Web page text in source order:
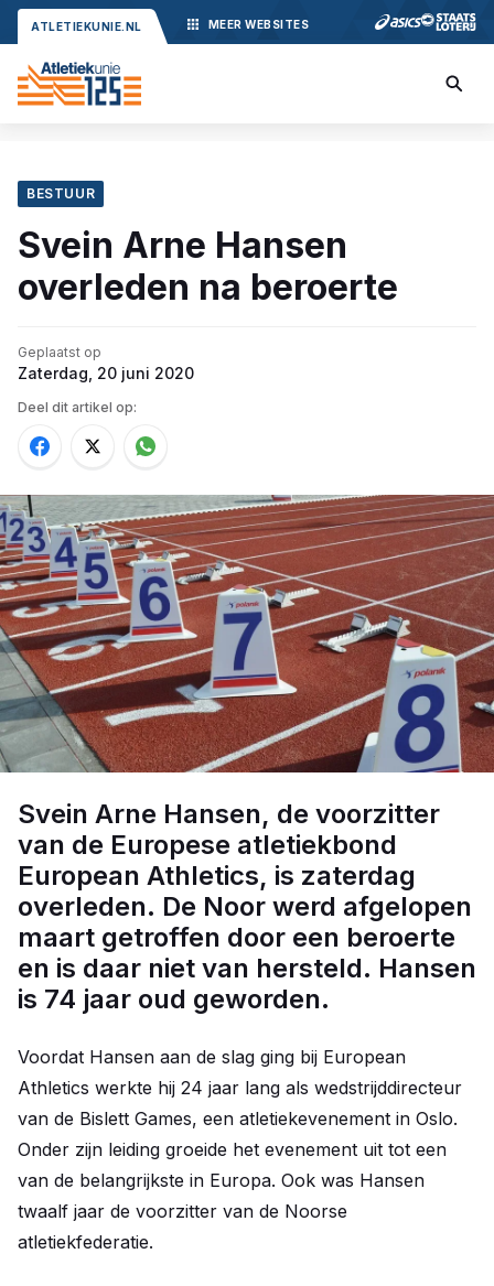
ATLETIEKUNIE.NL MEER WEBSITES
BESTUUR
Svein Arne Hansen
overleden na beroerte
Geplaatst op
Zaterdag, 20 juni 2020
Deel dit artikel op:
Svein Arne Hansen, de voorzitter
van de Europese atletiekbond
European Athletics, is zaterdag
overleden. De Noor werd afgelopen
maart getroffen door een beroerte
en is daar niet van hersteld. Hansen
is 74 jaar oud geworden.
Voordat Hansen aan de slag ging bij European
Athletics werkte hij 24 jaar lang als wedstrijddirecteur
van de Bislett Games, een atletiekevenement in Oslo.
Onder zijn leiding groeide het evenement uit tot een
van de belangrijkste in Europa. Ook was Hansen
twaalf jaar de voorzitter van de Noorse
atletiekfederatie.